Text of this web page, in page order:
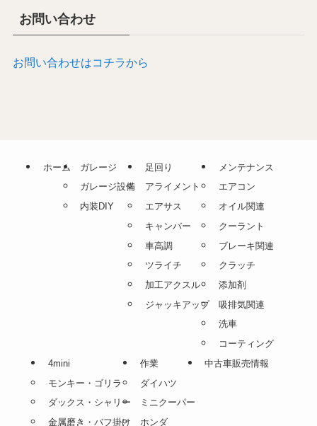
お問い合わせ
お問い合わせはコチラから
ホーム
ガレージ
ガレージ設備
内装DIY
足回り
アライメント
エアサス
キャンバー
車高調
ツライチ
加工アクスル
ジャッキアップ
メンテナンス
エアコン
オイル関連
クーラント
ブレーキ関連
クラッチ
添加剤
吸排気関連
洗車
コーティング
4mini
モンキー・ゴリラ
ダックス・シャリー
金属磨き・バフ掛け
作業
ダイハツ
ミニクーパー
ホンダ
中古車販売情報